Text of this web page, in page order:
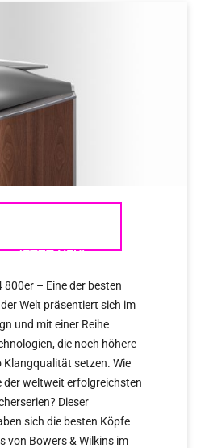
– JETZT NEU!
800er – Eine der besten
Welt präsentiert sich im
und mit einer Reihe
die noch höhere
setzen. Wie
der weltweit erfolgreichsten
Dieser
sich die besten Köpfe
von Bowers & Wilkins im